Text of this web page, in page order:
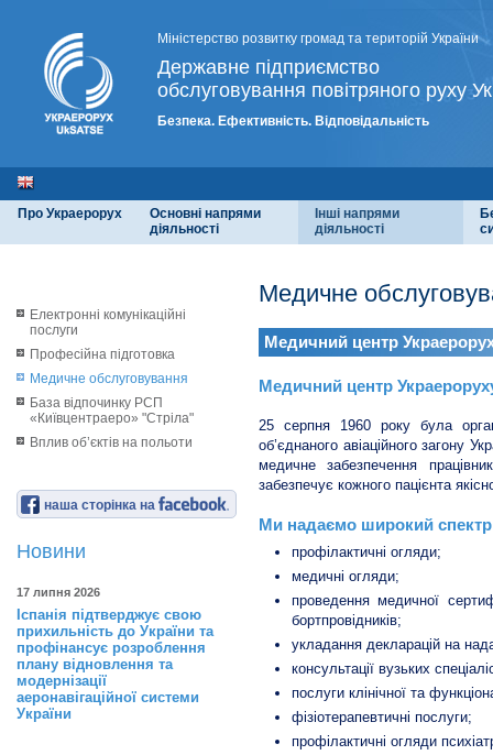
Міністерство розвитку громад та територій України
Державне підприємство
обслуговування повітряного руху
Безпека. Ефективність. Відповідальність
Про Украерорух
Основні напрями
діяльності
Інші напрями
діяльності
Електронні комунікаційні
послуги
Професійна підготовка
Медичне обслуговування
База відпочинку РСП
«Київцентраеро» "Стріла"
Вплив об’єктів на польоти
наша сторінка на
Новини
17 липня 2026
Іспанія підтверджує свою
прихильність до України та
профінансує розроблення
плану відновлення та
модернізації
аеронавігаційної системи
України
Медичне
Медичний центр
Медичний центр
25 серпня 1960 року була
об’єднаного авіаційного загону
медичне забезпечення
забезпечує кожного пацієнта
Ми надаємо широкий
профілактичні огляди;
медичні огляди;
проведення медичної
бортпровідників;
укладання декларацій на
консультації вузьких
послуги клінічної та
фізіотерапевтичні послуги;
профілактичні огляди